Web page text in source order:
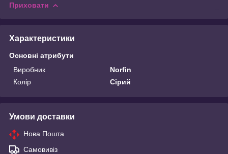
Приховати
Характеристики
Основні атрибути
Виробник
Norfin
Колір
Сірий
Умови доставки
Нова Пошта
Самовивіз